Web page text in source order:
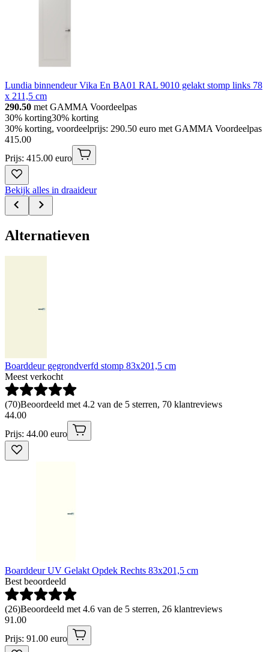
Lundia binnendeur Vika En BA01 RAL 9010 gelakt stomp links 78
x 211,5 cm
290.50 met GAMMA Voordeelpas
30% korting30% korting
30% korting, voordeelprijs: 290.50 euro met GAMMA Voordeelpas
415.00
Prijs: 415.00 euro
Bekijk alles in draaideur
Alternatieven
Boarddeur gegrondverfd stomp 83x201,5 cm
Meest verkocht
(70)Beoordeeld met 4.2 van de 5 sterren, 70 klantreviews
44.00
Prijs: 44.00 euro
Boarddeur UV Gelakt Opdek Rechts 83x201,5 cm
Best beoordeeld
(26)Beoordeeld met 4.6 van de 5 sterren, 26 klantreviews
91 .00
Prijs: 91.00 euro